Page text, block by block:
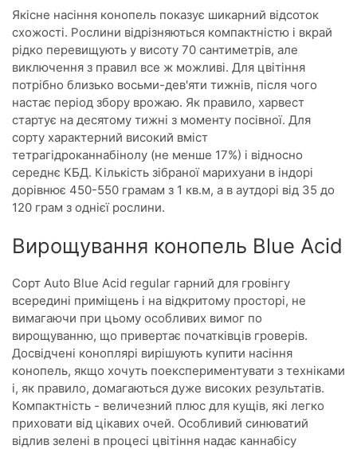
Якісне насіння конопель показує шикарний відсоток
схожості. Рослини відрізняються компактністю і вкрай
рідко перевищують у висоту 70 сантиметрів, але
виключення з правил все ж можливі. Для цвітіння
потрібно близько восьми-дев'яти тижнів, після чого
настає період збору врожаю. Як правило, харвест
стартує на десятому тижні з моменту посівної. Для
сорту характерний високий вміст
тетрагідроканнабінолу (не менше 17%) і відносно
середнє КБД. Кількість зібраної марихуани в індорі
дорівнює 450-550 грамам з 1 кв.м, а в аутдорі від 35 до
120 грам з однієї рослини.
Вирощування конопель Blue Acid
Сорт Аuto Blue Acid regular гарний для гровінгу
всередині приміщень і на відкритому просторі, не
вимагаючи при цьому особливих вимог по
вирощуванню, що привертає початківців гроверів.
Досвідчені коноплярі вирішують купити насіння
конопель, якщо хочуть поекспериментувати з техніками
і, як правило, домагаються дуже високих результатів.
Компактність - величезний плюс для кущів, які легко
приховати від цікавих очей. Особливий синюватий
відлив зелені в процесі цвітіння надає каннабісу